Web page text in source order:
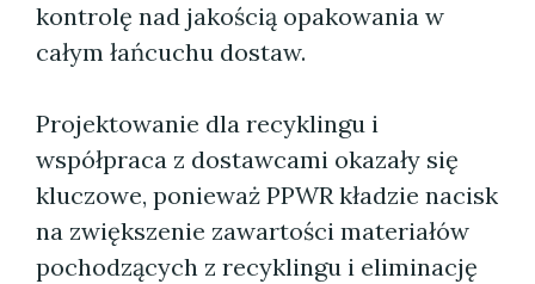
kontrolę nad jakością opakowania w
całym łańcuchu dostaw.
Projektowanie dla recyklingu i
współpraca z dostawcami okazały się
kluczowe, ponieważ PPWR kładzie nacisk
na zwiększenie zawartości materiałów
pochodzących z recyklingu i eliminację